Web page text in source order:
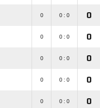
0 0 : 0 0
0 0 : 0 0
0 0 : 0 0
0 0 : 0 0
0 0 : 0 0